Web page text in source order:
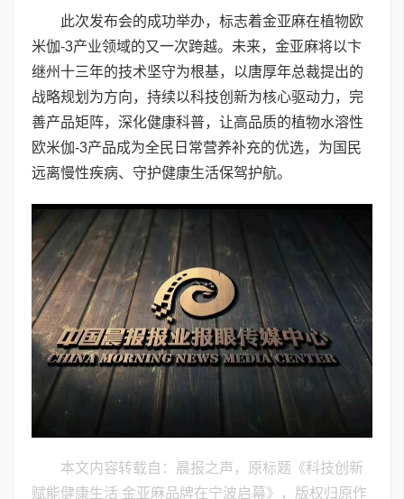
此次发布会的成功举办，标志着金亚麻在植物欧
米伽-3产业领域的又一次跨越。未来，金亚麻将以卞
继州十三年的技术坚守为根基，以唐厚年总裁提出的
战略规划为方向，持续以科技创新为核心驱动力，完
善产品矩阵，深化健康科普，让高品质的植物水溶性
欧米伽-3产品成为全民日常营养补充的优选，为国民
远离慢性疾病、守护健康生活保驾护航。
本文内容转载自：晨报之声，原标题《科技创新
赋能健康生活 金亚麻品牌在宁波启幕》，版权归原作